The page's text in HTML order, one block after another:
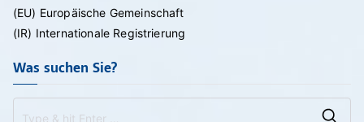
(EU) Europäische Gemeinschaft
(IR) Internationale Registrierung
Was suchen Sie?